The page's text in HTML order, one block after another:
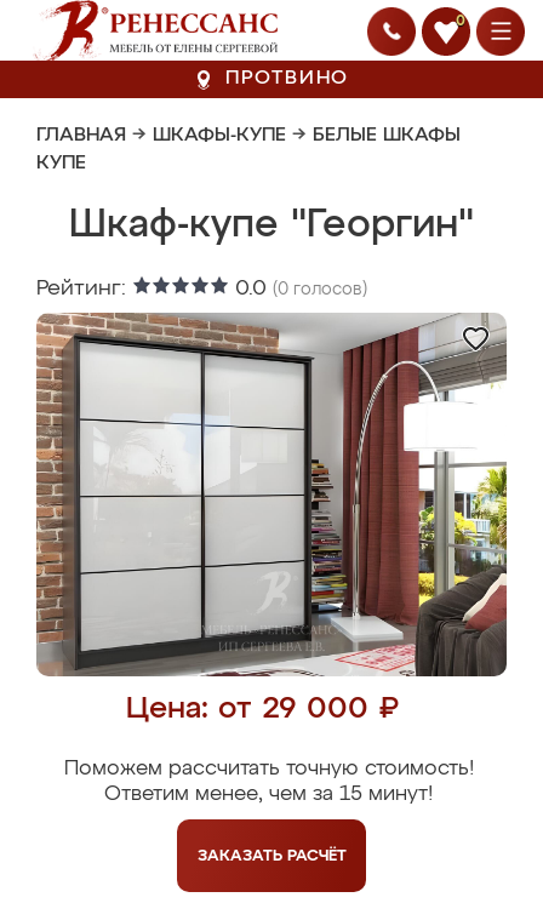
0
ПРОТВИНО
ГЛАВНАЯ → ШКАФЫ-КУПЕ → БЕЛЫЕ ШКАФЫ
КУПЕ
Шкаф-купе "Георгин"
Рейтинг: 0.0 (0 голосов)
Цена: от 29 000 ₽
Поможем рассчитать точную стоимость!
Ответим менее, чем за 15 минут!
ЗАКАЗАТЬ РАСЧЁТ